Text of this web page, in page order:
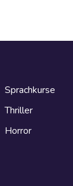
Sprachkurse
Thriller
Horror